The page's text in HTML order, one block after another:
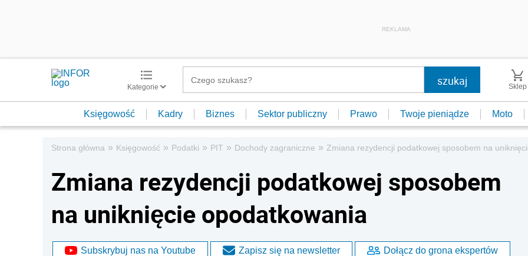
REKLAMA
Kategorie Sklep
Księgowość Kadry Biznes Sektor publiczny Prawo Twoje pieniądze Moto
Strona główna » Księgowość » Podatki » PIT » Dochody zagraniczne » Zmiana rezydencji podatkowej sposobem na
Zmiana rezydencji podatkowej sposobem
na uniknięcie opodatkowania
Subskrybuj nas na Youtube Zapisz się na newsletter Dołącz do grona ekspertów